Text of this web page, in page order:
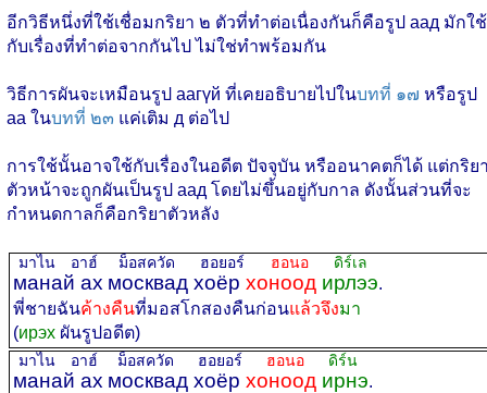
อีกวิธีหนึ่งที่ใช้เชื่อมกริยา ๒ ตัวที่ทำต่อเนื่องกันก็คือรูป аад มักใช้
กับเรื่องที่ทำต่อจากกันไป ไม่ใช่ทำพร้อมกัน
วิธีการผันจะเหมือนรูป аагүй ที่เคยอธิบายไปในบทที่ ๑๗ หรือรูป
аа ในบทที่ ๒๓ แค่เติม д ต่อไป
การใช้นั้นอาจใช้กับเรื่องในอดีต ปัจจุบัน หรืออนาคตก็ได้ แต่กริย
ตัวหน้าจะถูกผันเป็นรูป аад โดยไม่ขึ้นอยู่กับกาล ดังนั้นส่วนที่จะ
กำหนดกาลก็คือกริยาตัวหลัง
манай ах
มาไน อาฮ์
москвад хоёр хоноод ирлээ
ม็อสควัด ฮอยอร์ ฮอนอ ดิร์เล
.
พี่ชายฉันค้างคืนที่มอสโกสองคืนก่อนแล้วจึงมา
(ирэх ผันรูปอดีต)
манай ах
มาไน อาฮ์
москвад хоёр хоноод ирнэ
ม็อสควัด ฮอยอร์ ฮอนอ ดิร์น
.